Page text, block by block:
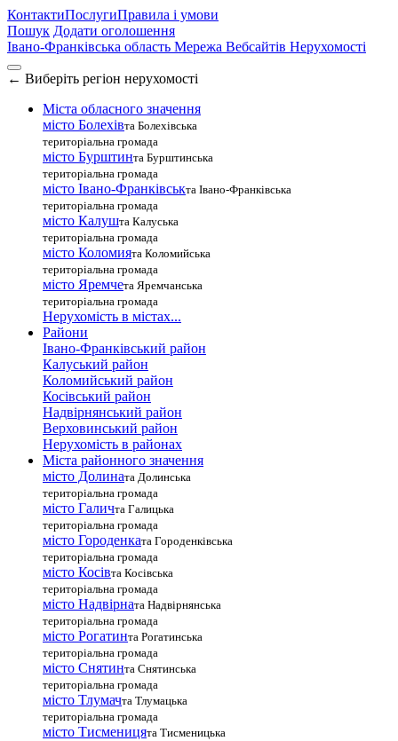
КонтактиПослугиПравила і умови
Пошук Додати оголошення
Івано-Франківська область Мережа Вебсайтів Нерухомості
← Виберіть регіон нерухомості
Міста обласного значення
місто Болехівта Болехівська
територіальна громада
місто Бурштинта Бурштинська
територіальна громада
місто Івано-Франківськта Івано-Франківська
територіальна громада
місто Калушта Калуська
територіальна громада
місто Коломията Коломийська
територіальна громада
місто Яремчета Яремчанська
територіальна громада
Нерухомість в містах...
Райони
Івано-Франківський район
Калуський район
Коломийський район
Косівський район
Надвірнянський район
Верховинський район
Нерухомість в районах
Міста районного значення
місто Долината Долинська
територіальна громада
місто Галичта Галицька
територіальна громада
місто Городенката Городенківська
територіальна громада
місто Косівта Косівська
територіальна громада
місто Надвірната Надвірнянська
територіальна громада
місто Рогатинта Рогатинська
територіальна громада
місто Снятинта Снятинська
територіальна громада
місто Тлумачта Тлумацька
територіальна громада
місто Тисменицята Тисменицька